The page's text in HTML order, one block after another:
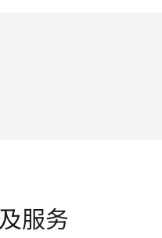
服务